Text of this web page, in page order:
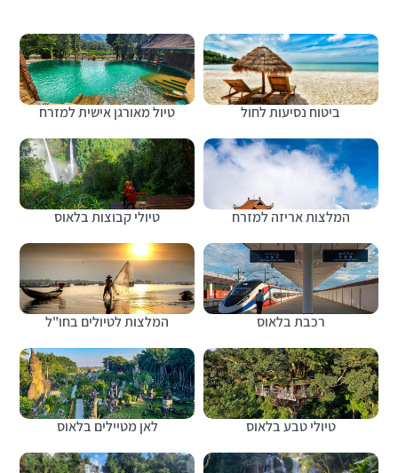
ביטוח נסיעות לחול טיול מאורגן אישית למזרח
המלצות אריזה למזרח טיולי קבוצות בלאוס
רכבת בלאוס המלצות לטיולים בחו"ל
טיולי טבע בלאוס לאן מטיילים בלאוס